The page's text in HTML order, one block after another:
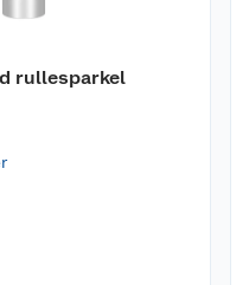
rullesparkel